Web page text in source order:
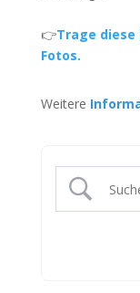
👉Trage diese
Fotos.
Weitere